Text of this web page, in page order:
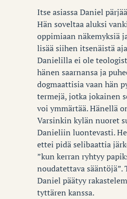
Itse asiassa Daniel
Hän soveltaa aluksi
oppimiaan näkemyksiä
lisää siihen itsenäistä
Danielilla ei ole
hänen saarnansa ja
dogmaattisia vaan hän
termejä, jotka jokainen
voi ymmärtää. Hänellä
Varsinkin kylän nuoret
Danieliin luontevasti.
ettei pidä selibaattia
”kun kerran ryhtyy
noudatettava sääntöjä”.
Daniel päätyy
tyttären kanssa.